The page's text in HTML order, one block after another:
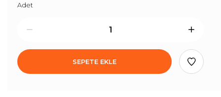
Adet
SEPETE EKLE